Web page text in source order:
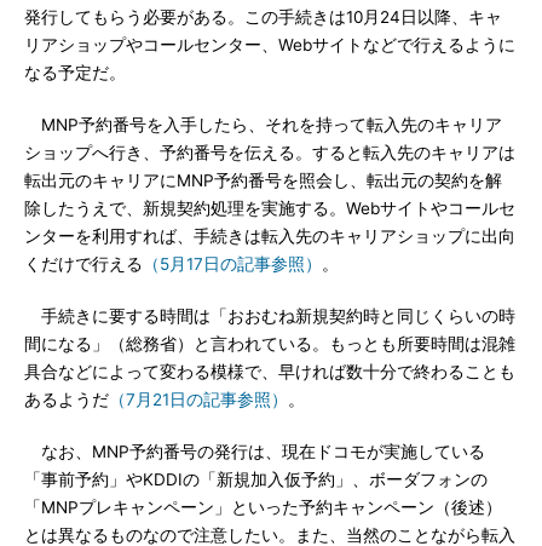
発行してもらう必要がある。この手続きは10月24日以降、キャ
リアショップやコールセンター、Webサイトなどで行えるように
なる予定だ。
MNP予約番号を入手したら、それを持って転入先のキャリア
ショップへ行き、予約番号を伝える。すると転入先のキャリアは
転出元のキャリアにMNP予約番号を照会し、転出元の契約を解
除したうえで、新規契約処理を実施する。Webサイトやコールセ
ンターを利用すれば、手続きは転入先のキャリアショップに出向
くだけで行える （5月17日の記事参照） 。
手続きに要する時間は「おおむね新規契約時と同じくらいの時
間になる」（総務省）と言われている。もっとも所要時間は混雑
具合などによって変わる模様で、早ければ数十分で終わることも
あるようだ （7月21日の記事参照） 。
なお、MNP予約番号の発行は、現在ドコモが実施している
「事前予約」やKDDIの「新規加入仮予約」、ボーダフォンの
「MNPプレキャンペーン」といった予約キャンペーン（後述）
とは異なるものなので注意したい。また、当然のことながら転入